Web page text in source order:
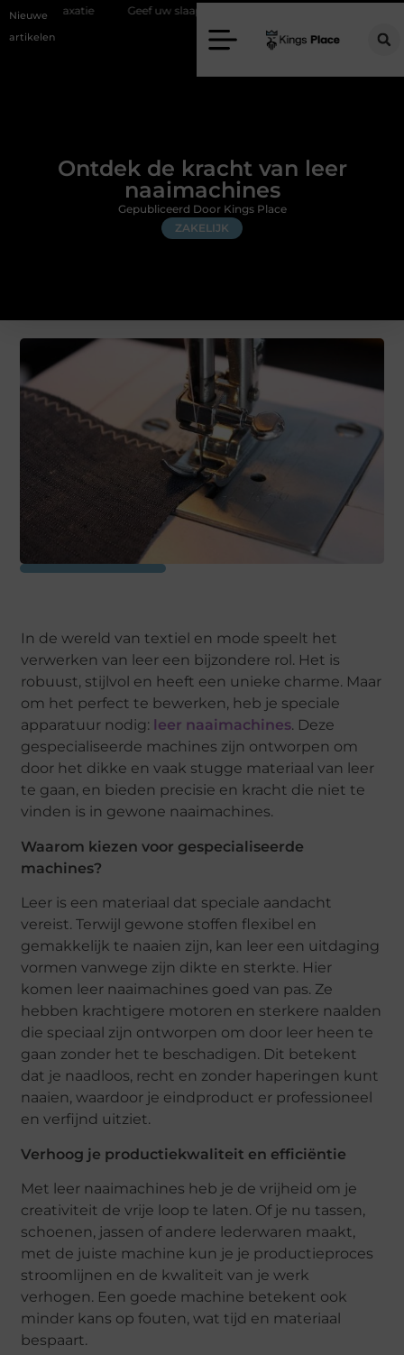
Nieuwe
artikelen
Geef uw slaapkamer een upgrade met interieuradvies Zwolle
Ontdek de kracht van leer
naaimachines
ZAKELIJK
Gepubliceerd Door Kings Place
In de wereld van textiel en mode speelt het
verwerken van leer een bijzondere rol. Het is
robuust, stijlvol en heeft een unieke charme. Maar
om het perfect te bewerken, heb je speciale
apparatuur nodig: leer naaimachines. Deze
gespecialiseerde machines zijn ontworpen om
door het dikke en vaak stugge materiaal van leer
te gaan, en bieden precisie en kracht die niet te
vinden is in gewone naaimachines.
Waarom kiezen voor gespecialiseerde
machines?
Leer is een materiaal dat speciale aandacht
vereist. Terwijl gewone stoffen flexibel en
gemakkelijk te naaien zijn, kan leer een uitdaging
vormen vanwege zijn dikte en sterkte. Hier
komen leer naaimachines goed van pas. Ze
hebben krachtigere motoren en sterkere naalden
die speciaal zijn ontworpen om door leer heen te
gaan zonder het te beschadigen. Dit betekent
dat je naadloos, recht en zonder haperingen kunt
naaien, waardoor je eindproduct er professioneel
en verfijnd uitziet.
Verhoog je productiekwaliteit en efficiëntie
Met leer naaimachines heb je de vrijheid om je
creativiteit de vrije loop te laten. Of je nu tassen,
schoenen, jassen of andere lederwaren maakt,
met de juiste machine kun je je productieproces
stroomlijnen en de kwaliteit van je werk
verhogen. Een goede machine betekent ook
minder kans op fouten, wat tijd en materiaal
bespaart.